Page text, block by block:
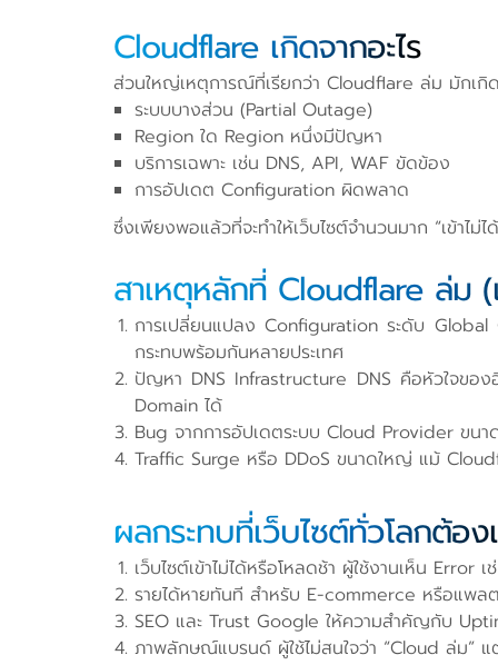
Cloudflare เกิดจากอะไร
ส่วนใหญ่เหตุการณ์ที่เรียกว่า Cloudflare ล่ม มักเกิ
ระบบบางส่วน (Partial Outage)
Region ใด Region หนึ่งมีปัญหา
บริการเฉพาะ เช่น DNS, API, WAF ขัดข้อง
การอัปเดต Configuration ผิดพลาด
ซึ่งเพียงพอแล้วที่จะทำให้เว็บไซต์จำนวนมาก “เข้าไม่
สาเหตุหลักที่ Cloudflare ล่ม (
การเปลี่ยนแปลง Configuration ระดับ
กระทบพร้อมกันหลายประเทศ
ปัญหา DNS Infrastructure DNS คือหัวใจของ
Domain ได้
Bug จากการอัปเดตระบบ Cloud Provider ขน
Traffic Surge หรือ DDoS ขนาดใหญ่ แม้
ผลกระทบที่เว็บไซต์ทั่วโลกต้อง
เว็บไซต์เข้าไม่ได้หรือโหลดช้า ผู้ใช้งานเห็น
รายได้หายทันที สำหรับ E-commerce หรือแพล
SEO และ Trust Google ให้ความสำคัญกับ
ภาพลักษณ์แบรนด์ ผู้ใช้ไม่สนใจว่า “Cloud ล่ม” แต่